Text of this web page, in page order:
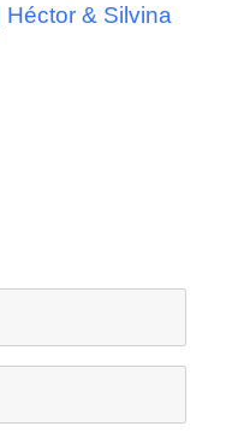
Héctor & Silvina